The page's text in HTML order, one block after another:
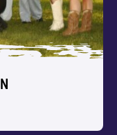
en één-
steeds aan op de